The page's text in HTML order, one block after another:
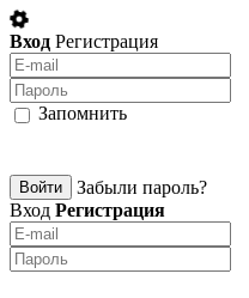
Вход Регистрация
Запомнить
Забыли пароль?
Вход Регистрация